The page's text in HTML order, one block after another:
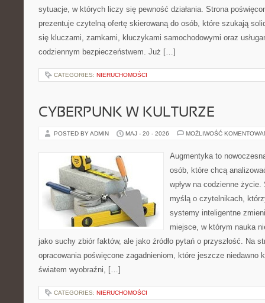
sytuacje, w których liczy się pewność działania. Strona
prezentuje czytelną ofertę skierowaną do osób, które szukają
się kluczami, zamkami, kluczykami samochodowymi oraz
codziennym bezpieczeństwem. Już […]
CATEGORIES: NIERUCHOMOŚCI
CYBERPUNK W KULTURZE
POSTED BY ADMIN MAJ - 20 - 2026 MOŻLIWOŚĆ
Augmentyka to
osób, które chcą
wpływ na codzienne
myślą o czytelnikach,
systemy inteligentne
miejsce, w którym nauka
jako suchy zbiór faktów, ale jako źródło pytań o przyszłość. Na
opracowania poświęcone zagadnieniom, które jeszcze niedawno
światem wyobraźni, […]
CATEGORIES: NIERUCHOMOŚCI